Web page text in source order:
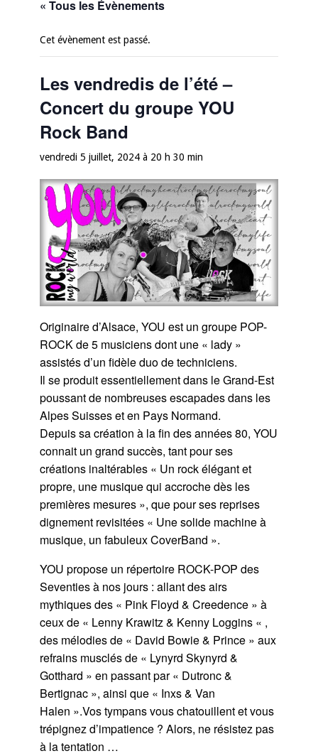
« Tous les Évènements
Cet évènement est passé.
Les vendredis de l’été –
Concert du groupe YOU
Rock Band
vendredi 5 juillet, 2024 à 20 h 30 min
Originaire d’Alsace, YOU est un groupe POP-
ROCK de 5 musiciens dont une « lady »
assistés d’un fidèle duo de techniciens.
Il se produit essentiellement dans le Grand-Est
poussant de nombreuses escapades dans les
Alpes Suisses et en Pays Normand.
Depuis sa création à la fin des années 80, YOU
connait un grand succès, tant pour ses
créations inaltérables « Un rock élégant et
propre, une musique qui accroche dès les
premières mesures », que pour ses reprises
dignement revisitées « Une solide machine à
musique, un fabuleux CoverBand ».
YOU propose un répertoire ROCK-POP des
Seventies à nos jours : allant des airs
mythiques des « Pink Floyd & Creedence » à
ceux de « Lenny Krawitz & Kenny Loggins « ,
des mélodies de « David Bowie & Prince » aux
refrains musclés de « Lynyrd Skynyrd &
Gotthard » en passant par « Dutronc &
Bertignac », ainsi que « Inxs & Van
Halen ».Vos tympans vous chatouillent et vous
trépignez d’impatience ? Alors, ne résistez pas
à la tentation …